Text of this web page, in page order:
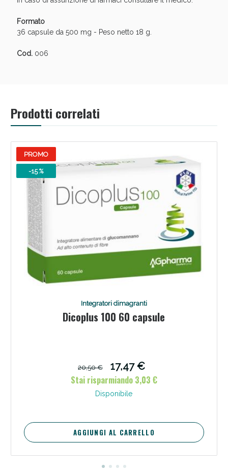
Formato
36 capsule da 500 mg - Peso netto 18 g.
Cod.006
Prodotti correlati
PROMO
-15 %
Integratori dimagranti
Dicoplus 100 60 capsule
20,50 €
17,47 €
Stai risparmiando 3,03 €
Disponibile
AGGIUNGI AL CARRELLO